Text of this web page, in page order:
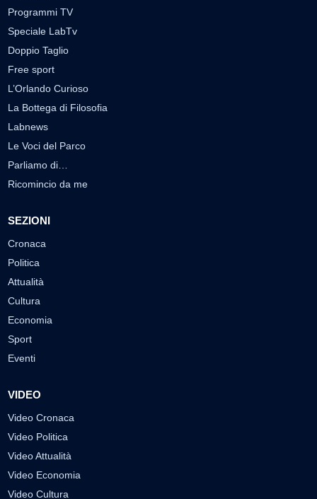
Programmi TV
Speciale LabTv
Doppio Taglio
Free sport
L’Orlando Curioso
La Bottega di Filosofia
Labnews
Le Voci del Parco
Parliamo di…
Ricomincio da me
SEZIONI
Cronaca
Politica
Attualità
Cultura
Economia
Sport
Eventi
VIDEO
Video Cronaca
Video Politica
Video Attualità
Video Economia
Video Cultura